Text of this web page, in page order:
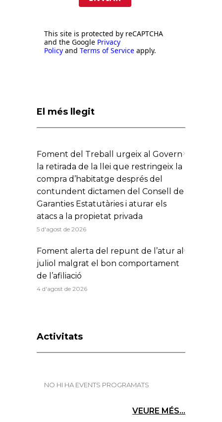
This site is protected by reCAPTCHA
and the Google Privacy
Policy and Terms of Service apply.
El més llegit
Foment del Treball urgeix al Govern
la retirada de la llei que restringeix la
compra d’habitatge després del
contundent dictamen del Consell de
Garanties Estatutàries i aturar els
atacs a la propietat privada
5 d'agost de 2026
Foment alerta del repunt de l’atur al
juliol malgrat el bon comportament
de l’afiliació
4 d'agost de 2026
Activitats
NO HI HA EVENTS PROGRAMATS
VEURE MÉS...